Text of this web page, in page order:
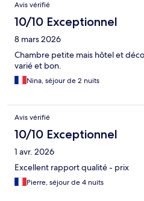
Avis vérifié
10/10 Exceptionnel
8 mars 2026
Chambre petite mais hôtel et
varié et bon.
Nina, séjour de 2 nuits
Avis vérifié
10/10 Exceptionnel
1 avr. 2026
Excellent rapport qualité - prix
Pierre, séjour de 4 nuits